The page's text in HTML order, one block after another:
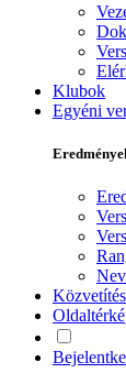
Klubok
Egyéni
Közvetítés